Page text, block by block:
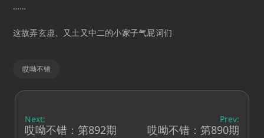
……
这故弄玄虚、又土又中二的小家子气屁词们
哎呦不错
Next:
哎呦不错：第892期
Prev:
哎呦不错：第890期